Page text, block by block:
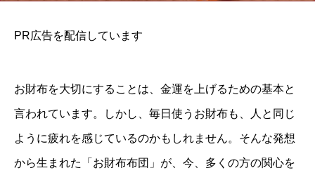
PR広告を配信しています
お財布を大切にすることは、金運を上げるための基本と
言われています。しかし、毎日使うお財布も、人と同じ
ように疲れを感じているのかもしれません。そんな発想
から生まれた「お財布布団」が、今、多くの方の関心を